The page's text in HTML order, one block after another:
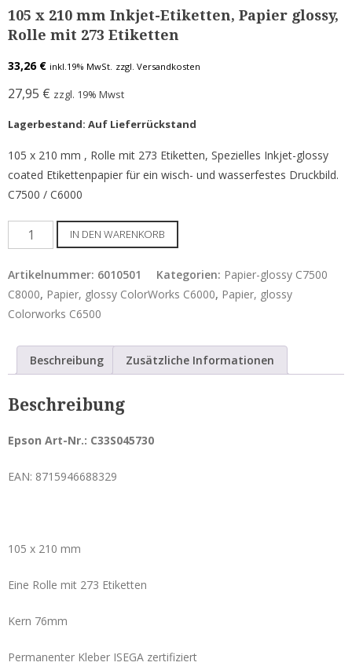
Etiketten für Epson C831
Epson Tintenpatronen & Zubehör
Tinte für Epson C3500
Tinte für Epson C4000
Tinte für Epson C6000 / C6500
Tinte für Epson C7500 / G
Tinte für Epson GP-C831
Tinte für Epson C8000
LEASING Epson
Anwenderberichte
Service & Reparatur
Besucherausweise & Tickets
Hofläden
POS-Drucker
Zubehör POS-Drucker
105 x 210 mm Inkjet-Etiketten, Papier glossy,
Rolle mit 273 Etiketten
33,26 € inkl.19% MwSt. zzgl. Versandkosten
27,95 € zzgl. 19% Mwst
Lagerbestand: Auf Lieferrückstand
105 x 210 mm , Rolle mit 273 Etiketten, Spezielles Inkjet-glossy
coated Etikettenpapier für ein wisch- und wasserfestes Druckbild.
C7500 / C6000
x
210
mm
Inkjet-
Papier
glossy,
mit
Etiketten
IN DEN WARENKORB
Artikelnummer: 6010501 Kategorien: Papier-glossy C7500
C8000, Papier, glossy ColorWorks C6000, Papier, glossy
Colorworks C6500
Beschreibung Zusätzliche Informationen
Beschreibung
Epson Art-Nr.: C33S045730
EAN: 8715946688329
105 x 210 mm
Eine Rolle mit 273 Etiketten
Kern 76mm
Permanenter Kleber ISEGA zertifiziert